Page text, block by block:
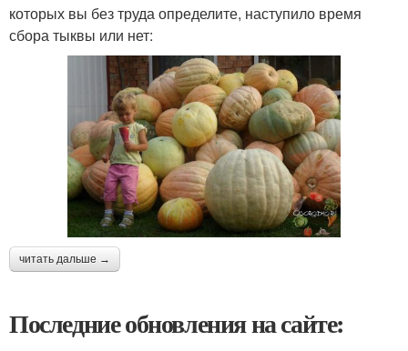
которых вы без труда определите, наступило время
сбора тыквы или нет:
читать дальше →
Последние обновления на сайте: